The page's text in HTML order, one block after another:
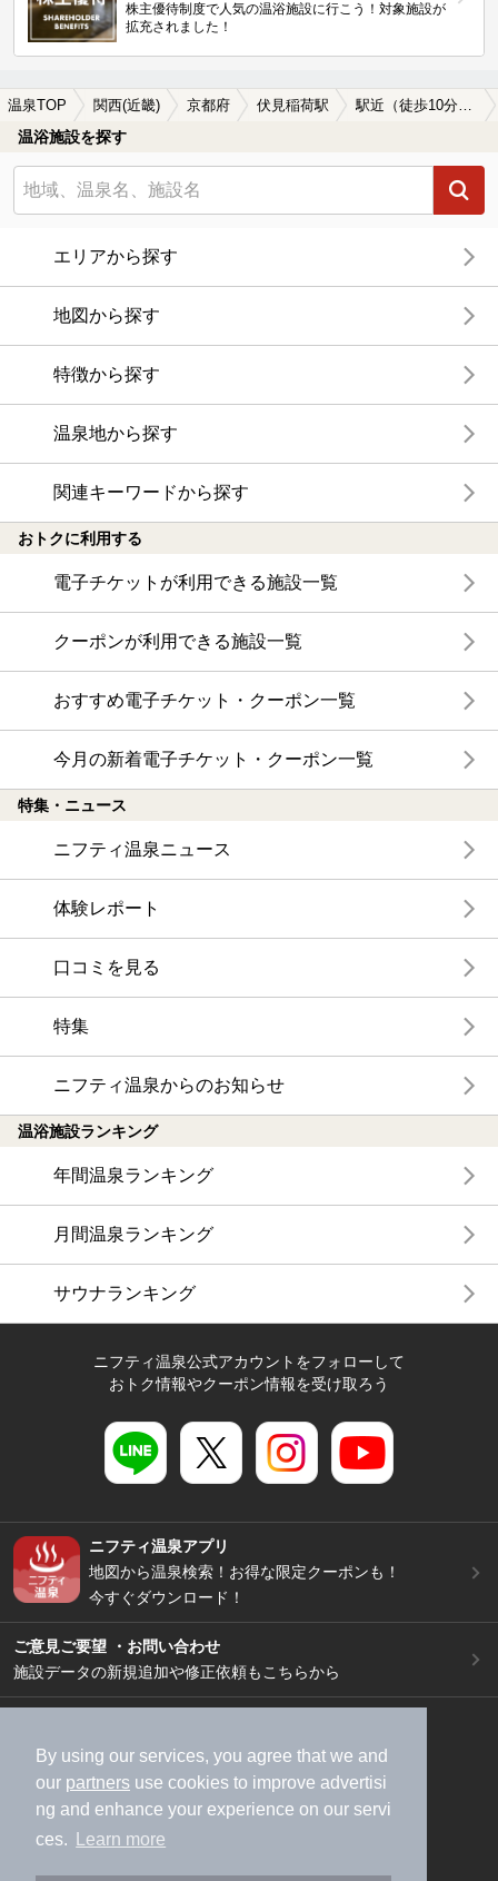
By using our services, you agree that we and
our partners use cookies to improve advertisi
ng and enhance your experience on our servi
ces.
Learn more
株主優待制度で人気の温浴施設に行こう！対象施設が
拡充されました！
温泉TOP 関西(近畿) 京都府 伏見稲荷駅 駅近（徒歩10分以内）の伏見稲荷駅近くの温泉、日帰り温泉、スーパー銭湯おすすめ
温浴施設を探す
エリアから探す
地図から探す
特徴から探す
温泉地から探す
関連キーワードから探す
おトクに利用する
電子チケットが利用できる施設一覧
クーポンが利用できる施設一覧
おすすめ電子チケット・クーポン一覧
今月の新着電子チケット・クーポン一覧
特集・ニュース
ニフティ温泉ニュース
体験レポート
口コミを見る
特集
ニフティ温泉からのお知らせ
温浴施設ランキング
年間温泉ランキング
月間温泉ランキング
サウナランキング
ニフティ温泉公式アカウントをフォローして
おトク情報やクーポン情報を受け取ろう
ニフティ温泉アプリ
地図から温泉検索！お得な限定クーポンも！
今すぐダウンロード！
ご意見ご要望 ・お問い合わせ
施設データの新規追加や修正依頼もこちらから
加盟店募集（資料請求）
広告出稿のご案内
利用規約
ライフスタイルMEMBERS+規約
特定商取引法に基づく表記
ヘルプ
採用情報
運営会社